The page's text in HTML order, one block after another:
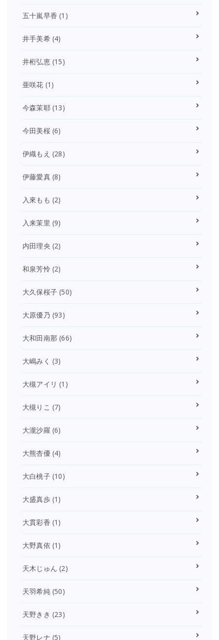
五十嵐早香 (1)
井手美希(4)
井桁弘恵(15)
亜咲花 (1)
今森茉耶(13)
今田美桜(6)
伊織もえ (28)
伊藤愛真(8)
入來もも (2)
入来茉里 (9)
内田理央 (2)
和泉芳怜 (2)
大久保桜子 (50)
大原優乃 (93)
大和田南那 (66)
大嶋みく (3)
大槻アイリ (1)
大槻りこ (7)
大瀧沙羅 (6)
大熊杏優(4)
大白桃子(10)
大盛真歩(1)
大貫彩香 (1)
大野真依 (1)
天木じゅん (2)
天羽希純(50)
天野きき (23)
天野レナ (5)